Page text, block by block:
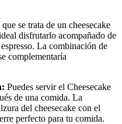
se trata de un cheesecake
disfrutarlo acompañado de
La combinación de
complementaría
Puedes servir el Cheesecake
de una comida. La
del cheesecake con el
perfecto para tu comida.